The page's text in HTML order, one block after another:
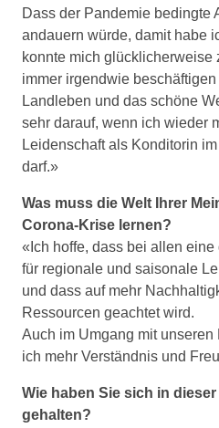
Dass der Pandemie bedingte
andauern würde, damit habe
konnte mich glücklicherweise
immer irgendwie
Landleben und das schöne
sehr darauf, wenn ich wieder
Leidenschaft als Konditorin
darf.»
Was muss die Welt Ihrer
Corona-Krise lernen?
«Ich hoffe, dass bei allen
für regionale und saisonale
und dass auf mehr
Ressourcen geachtet wird.
Auch im Umgang mit
ich mehr Verständnis und
Wie haben Sie sich in
gehalten?